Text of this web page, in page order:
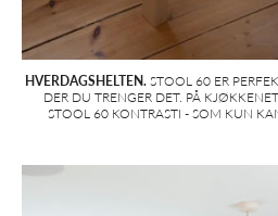
HVERDAGSHELTEN. STOOL 60 ER
DER DU TRENGER DET. PÅ
STOOL 60 KONTRASTI - SOM KUN